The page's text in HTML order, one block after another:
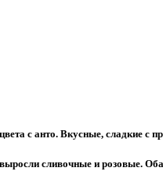
с анто. Вкусные, сладкие с
сливочные и розовые.